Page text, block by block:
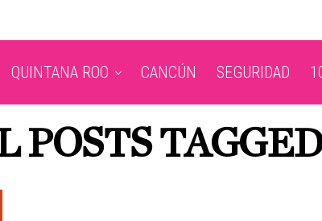
QUINTANA ROO CANCÚN SEGURIDAD
POSTS